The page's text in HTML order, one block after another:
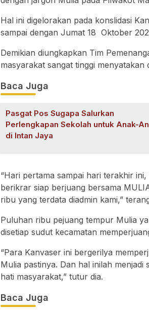
Hal ini digelorakan pada konslidasi
sampai dengan Jumat 18 Oktober
Demikian diungkapkan Tim
masyarakat sangat tinggi menyatakan
Baca Juga
Pasgat Pos Sugapa Salurkan
Perlengkapan Sekolah untuk Anak-
di Intan Jaya
“Hari pertama sampai hari terakhir
berikrar siap berjuang bersama
ribu yang terdata diadmin kami,”
Puluhan ribu pejuang tempur Mulia
disetiap sudut kecamatan
“Para Kanvaser ini bergerilya
Mulia pastinya. Dan hal inilah
hati masyarakat,” tutur dia.
Baca Juga